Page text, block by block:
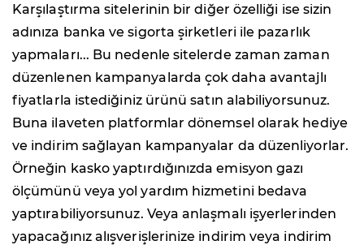
Karşılaştırma sitelerinin bir diğer özelliği ise sizin
adınıza banka ve sigorta şirketleri ile pazarlık
yapmaları... Bu nedenle sitelerde zaman zaman
düzenlenen kampanyalarda çok daha avantajlı
fiyatlarla istediğiniz ürünü satın alabiliyorsunuz.
Buna ilaveten platformlar dönemsel olarak hediye
ve indirim sağlayan kampanyalar da düzenliyorlar.
Örneğin kasko yaptırdığınızda emisyon gazı
ölçümünü veya yol yardım hizmetini bedava
yaptırabiliyorsunuz. Veya anlaşmalı işyerlerinden
yapacağınız alışverişlerinize indirim veya indirim